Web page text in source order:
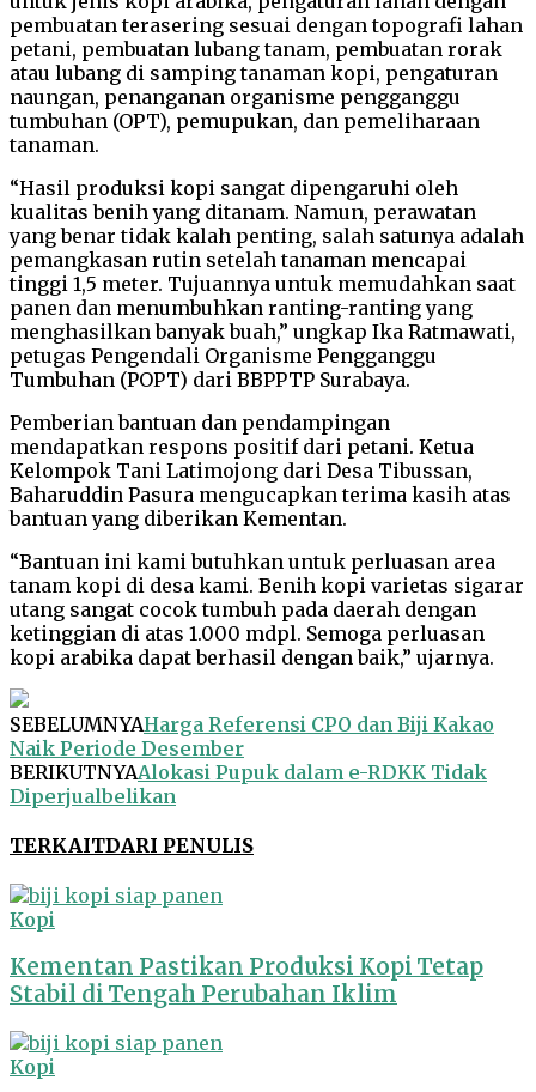
pembuatan terasering sesuai dengan topografi lahan
petani, pembuatan lubang tanam, pembuatan rorak
atau lubang di samping tanaman kopi, pengaturan
naungan, penanganan organisme pengganggu
tumbuhan (OPT), pemupukan, dan pemeliharaan
tanaman.
“Hasil produksi kopi sangat dipengaruhi oleh
kualitas benih yang ditanam. Namun, perawatan
yang benar tidak kalah penting, salah satunya adalah
pemangkasan rutin setelah tanaman mencapai
tinggi 1,5 meter. Tujuannya untuk memudahkan saat
panen dan menumbuhkan ranting-ranting yang
menghasilkan banyak buah,” ungkap Ika Ratmawati,
petugas Pengendali Organisme Pengganggu
Tumbuhan (POPT) dari BBPPTP Surabaya.
Pemberian bantuan dan pendampingan
mendapatkan respons positif dari petani. Ketua
Kelompok Tani Latimojong dari Desa Tibussan,
Baharuddin Pasura mengucapkan terima kasih atas
bantuan yang diberikan Kementan.
“Bantuan ini kami butuhkan untuk perluasan area
tanam kopi di desa kami. Benih kopi varietas sigarar
utang sangat cocok tumbuh pada daerah dengan
ketinggian di atas 1.000 mdpl. Semoga perluasan
kopi arabika dapat berhasil dengan baik,” ujarnya.
SEBELUMNYAHarga Referensi CPO dan Biji Kakao
Naik Periode Desember
BERIKUTNYAAlokasi Pupuk dalam e-RDKK Tidak
Diperjualbelikan
TERKAITDARI PENULIS
Kopi
Kementan Pastikan Produksi Kopi Tetap
Stabil di Tengah Perubahan Iklim
Kopi